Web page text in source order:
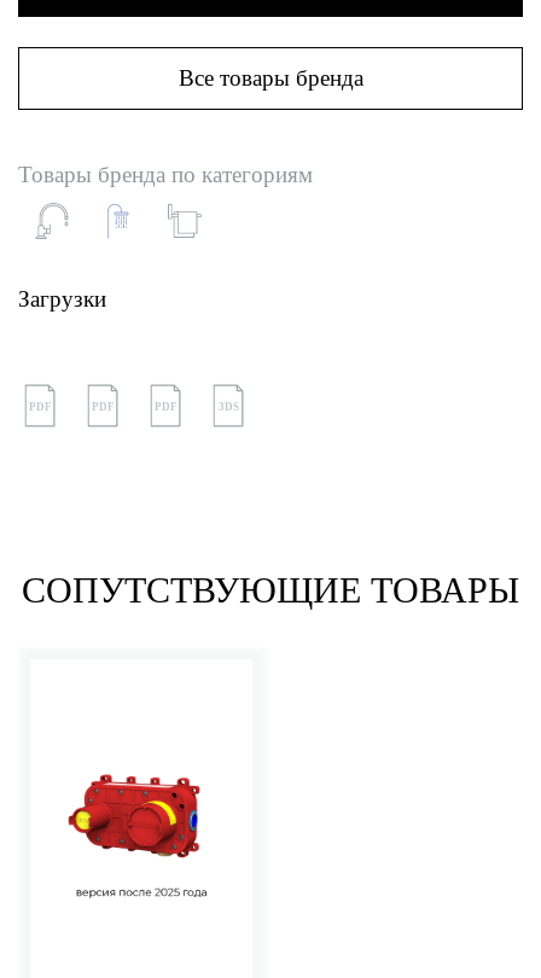
Все товары бренда
Товары бренда по категориям
Загрузки
PDF PDF PDF 3DS
СОПУТСТВУЮЩИЕ ТОВАРЫ